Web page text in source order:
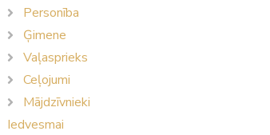
Personība
Ģimene
Vaļasprieks
Ceļojumi
Mājdzīvnieki
Iedvesmai